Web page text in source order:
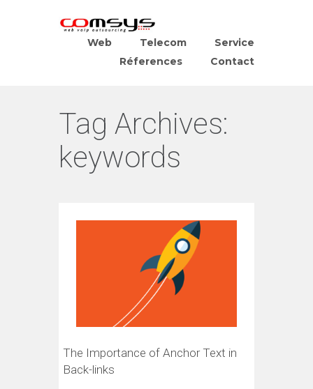
Web Telecom
Service
Réferences
Contact
Tag Archives:
keywords
The Importance of Anchor Text in
Back-links